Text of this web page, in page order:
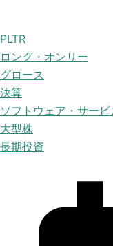
PLTR
ロング・オンリー
グロース
決算
ソフトウェア・サービ
大型株
長期投資